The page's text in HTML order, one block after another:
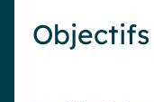
Objectifs